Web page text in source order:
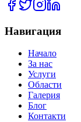
Навигация
Начало
За нас
Услуги
Области
Галерия
Блог
Контакти